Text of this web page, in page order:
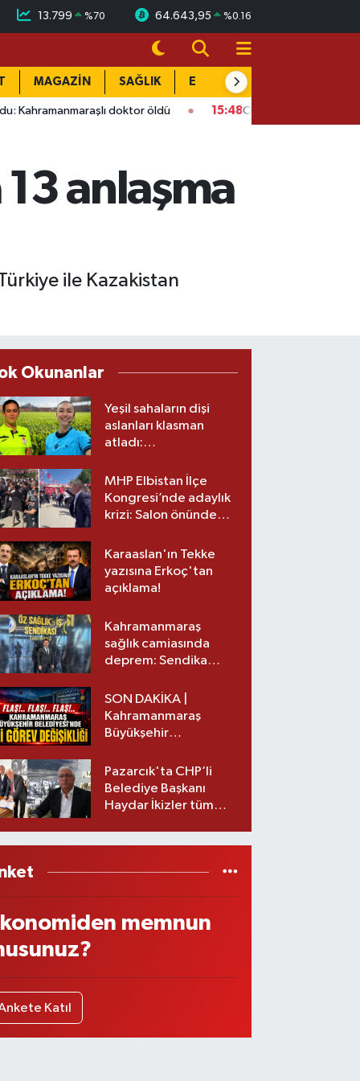
13.799 %70 64.643,95 %0.16
MAGAZİN SAĞLIK EĞİTİM
doktor öldü 15:48 Onikişubat’ta ücretsiz üniversite
anlaşma
ile Kazakistan
Okunanlar
Yeşil sahaların dişi
aslanları klasman
atladı:
üst lige iki transfer!
MHP Elbistan İlçe
Kongresi’nde adaylık
krizi: Salon önünde
Karaaslan'ın Tekke
yazısına Erkoç'tan
açıklama!
Kahramanmaraş
sağlık camiasında
deprem: Sendika
SON DAKİKA |
Kahramanmaraş
Büyükşehir
görev değişikliği!
Pazarcık'ta CHP’li
Belediye Başkanı
Haydar İkizler tüm
memnun
Katıl